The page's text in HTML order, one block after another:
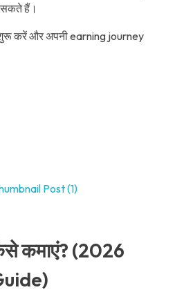
हैं।
करें और अपनी earning journey
कमाएं? (2026